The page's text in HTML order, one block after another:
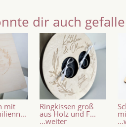
dir auch
mit Ringkissen groß
aus Holz und F...
...weiter